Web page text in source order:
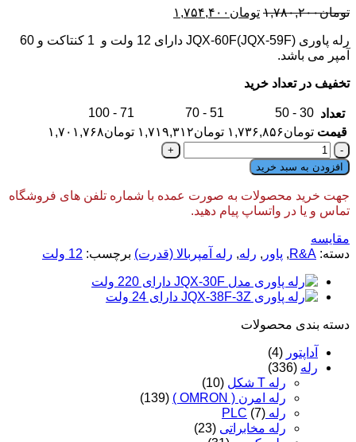
تومان۱,۷۸۰,۲۰۰ قیمت
تومان۱,۷۸۰,۲۰۰
تومان ۱,۷۵۴,۴۰۰
تومان۱,۷۵۴,۴۰۰.
رله پاوری JQX-60F(JQX-59F) دارای 12 ولت و 1 کنتاکت و 60
آمپر می باشد.
تخفیف در تعداد خرید
تعداد 30 - 50
51 - 70
71 - 100
قیمت تومان۱,۷۳۶,۸۵۶ تومان۱,۷۱۹,۳۱۲ تومان۱,۷۰۱,۷۶۸
رله
پاوری
JQX-
60F(JQX-
59F)
دارای
12
ولت
آمپر
عدد
افزودن به سبد خرید
جهت خرید محصولات به صورت عمده با شماره تلفن های فروشگاه
تماس و یا در واتساپ پیام دهید.
مقایسه
دسته: R&A
, پاور , رله, رله آمپربالا (قدرت) برچسب: 12 ولت
دسته‌ بندی محصولات
آداپتور (4)
رله (336)
رله T شکل
(10)
رله امرن ( OMRON )
(139)
رله PLC (7)
رله مخابراتی (23)